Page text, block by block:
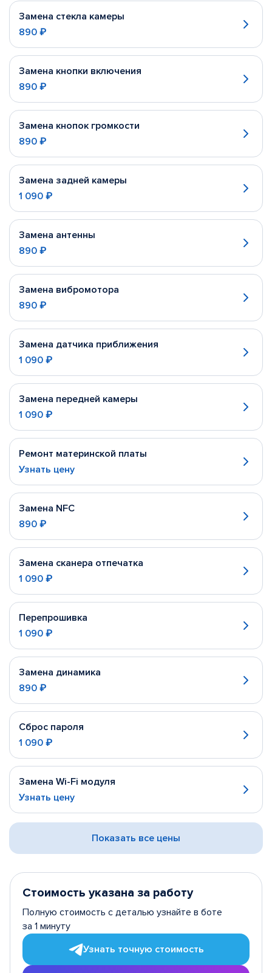
Замена стекла камеры
890 ₽
Замена кнопки включения
890 ₽
Замена кнопок громкости
890 ₽
Замена задней камеры
1 090 ₽
Замена антенны
890 ₽
Замена вибромотора
890 ₽
Замена датчика приближения
1 090 ₽
Замена передней камеры
1 090 ₽
Ремонт материнской платы
Узнать цену
Замена NFC
890 ₽
Замена сканера отпечатка
1 090 ₽
Перепрошивка
1 090 ₽
Замена динамика
890 ₽
Сброс пароля
1 090 ₽
Замена Wi-Fi модуля
Узнать цену
Показать все цены
Стоимость указана за работу
Полную стоимость с деталью узнайте в боте
за 1 минуту
Узнать точную стоимость